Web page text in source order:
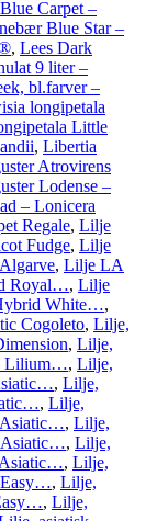
Carpet –
Blue Star –
, Lees Dark
9 liter –
bl.farver –
longipetala
Little
, Libertia
Atrovirens
Lodense –
– Lonicera
Regale, Lilje
Fudge, Lilje
, Lilje LA
Royal…, Lilje
White…,
Cogoleto, Lilje,
, Lilje,
Lilium…, Lilje,
, Lilje,
, Lilje,
Asiatic…, Lilje,
Asiatic…, Lilje,
Asiatic…, Lilje,
Easy…, Lilje,
, Lilje,